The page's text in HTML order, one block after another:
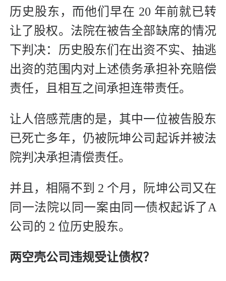
历史股东，而他们早在 20 年前就已转
让了股权。法院在被告全部缺席的情况
下判决：历史股东们在出资不实、抽逃
出资的范围内对上述债务承担补充赔偿
责任，且相互之间承担连带责任。
让人倍感荒唐的是，其中一位被告股东
已死亡多年，仍被阮坤公司起诉并被法
院判决承担清偿责任。
并且，相隔不到 2 个月，阮坤公司又在
同一法院以同一案由同一债权起诉了A
公司的 2 位历史股东。
两空壳公司违规受让债权？